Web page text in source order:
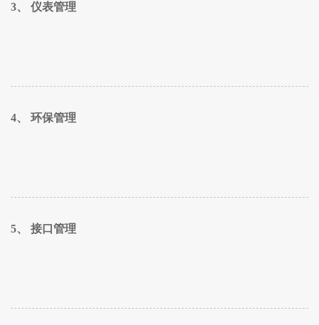
3、 仪表管理
4、 环保管理
5、 接口管理